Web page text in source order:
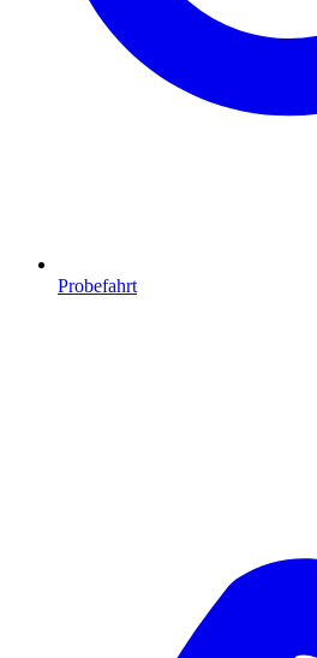
Probefahrt